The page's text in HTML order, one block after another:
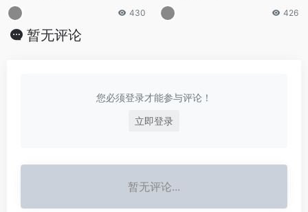
430 426
暂无评论
您必须登录才能参与评论！
立即登录
暂无评论...